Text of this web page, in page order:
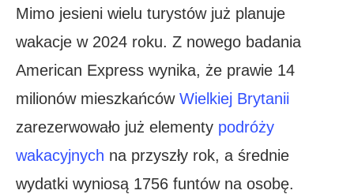
Mimo jesieni wielu turystów już planuje
wakacje w 2024 roku. Z nowego badania
American Express wynika, że ​​prawie 14
milionów mieszkańców Wielkiej Brytanii
zarezerwowało już elementy podróży
wakacyjnych na przyszły rok, a średnie
wydatki wyniosą 1756 funtów na osobę.